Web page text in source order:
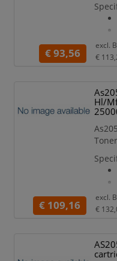
€ 93,56
excl.
€
Hl/
€ 109,16
excl.
€